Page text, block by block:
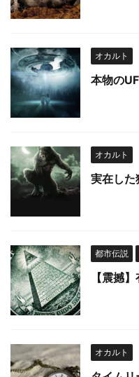
オカルト
本物の
オカルト
実在した
都市伝説
【震撼
オカルト